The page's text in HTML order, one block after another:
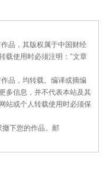
品，其版权属于中国财经
载使用时必须注明："文章
品，均转载、编译或摘编
多信息，并不代表本站及其
站或个人转载使用时必须保
下您的作品。邮